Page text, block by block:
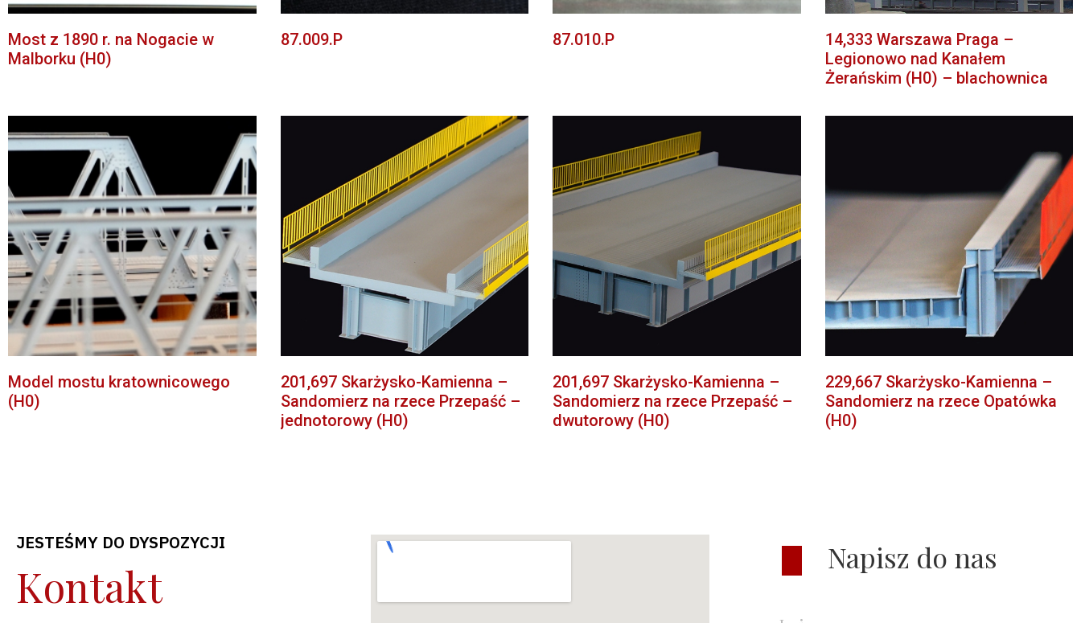
Most z 1890 r. na Nogacie w
Malborku (H0)
87.009.P 87.010.P
14,333 Warszawa Praga –
Legionowo nad Kanałem
Żerańskim (H0) – blachownica
Model mostu kratownicowego
(H0)
201,697 Skarżysko-Kamienna –
Sandomierz na rzece Przepaść –
jednotorowy (H0)
201,697 Skarżysko-Kamienna –
Sandomierz na rzece Przepaść –
dwutorowy (H0)
229,667 Skarżysko-Kamienna –
Sandomierz na rzece Opatówka
(H0)
JESTEŚMY DO DYSPOZYCJI
Kontakt
Napisz do nas